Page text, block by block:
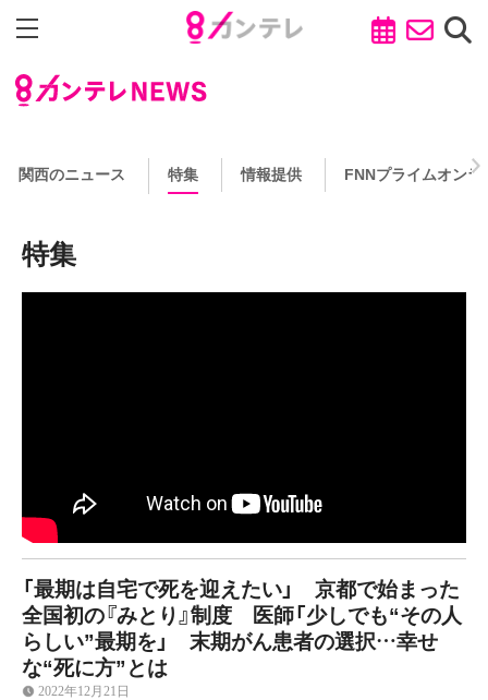
関西のニュース 特集 情報提供 FNNプライムオンラ
特集
「最期は自宅で死を迎えたい」 京都で始まった
全国初の『みとり』制度 医師「少しでも“その人
らしい”最期を」 末期がん患者の選択…幸せ
な“死に方”とは
2022年12月21日